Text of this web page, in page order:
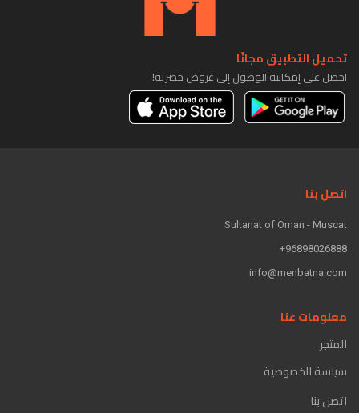
تحميل التطبيق مجانًا
احصل على إمكانية الوصول إلى عروض حصرية!
اتصل بنا
Sultanat of Oman - Muscat
96898026888+
info@menbatna.com
معلومات عنا
المتجر
سياسة الخصوصية
اتصل بنا